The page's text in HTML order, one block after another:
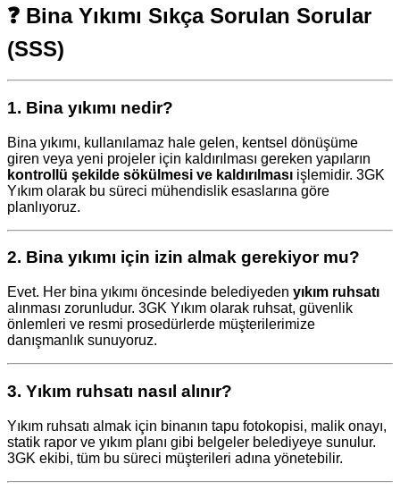
❓ Bina Yıkımı Sıkça Sorulan Sorular
(SSS)
1. Bina yıkımı nedir?
Bina yıkımı, kullanılamaz hale gelen, kentsel dönüşüme
giren veya yeni projeler için kaldırılması gereken yapıların
kontrollü şekilde sökülmesi ve kaldırılması işlemidir. 3GK
Yıkım olarak bu süreci mühendislik esaslarına göre
planlıyoruz.
2. Bina yıkımı için izin almak gerekiyor mu?
Evet. Her bina yıkımı öncesinde belediyeden yıkım ruhsatı
alınması zorunludur. 3GK Yıkım olarak ruhsat, güvenlik
önlemleri ve resmi prosedürlerde müşterilerimize
danışmanlık sunuyoruz.
3. Yıkım ruhsatı nasıl alınır?
Yıkım ruhsatı almak için binanın tapu fotokopisi, malik onayı,
statik rapor ve yıkım planı gibi belgeler belediyeye sunulur.
3GK ekibi, tüm bu süreci müşterileri adına yönetebilir.